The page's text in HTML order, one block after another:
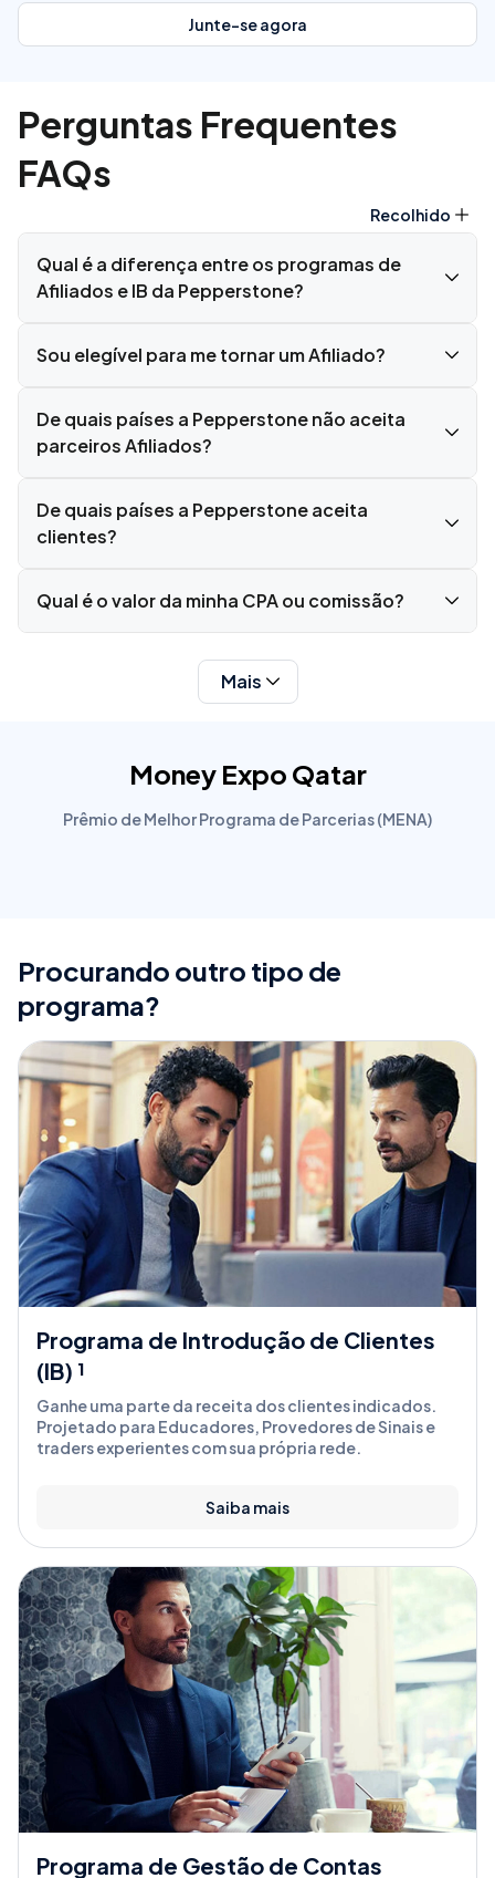
Junte-se agora
Perguntas Frequentes
FAQs
Recolhido
Qual é a diferença entre os programas de
Afiliados e IB da Pepperstone?
Sou elegível para me tornar um Afiliado?
De quais países a Pepperstone não aceita
parceiros Afiliados?
De quais países a Pepperstone aceita
clientes?
Qual é o valor da minha CPA ou comissão?
Mais
Money Expo Qatar
Prêmio de Melhor Programa de Parcerias (MENA)
Procurando outro tipo de
programa?
Programa de Introdução de Clientes
(IB) ¹
Ganhe uma parte da receita dos clientes indicados.
Projetado para Educadores, Provedores de Sinais e
traders experientes com sua própria rede.
Saiba mais
Programa de Gestão de Contas